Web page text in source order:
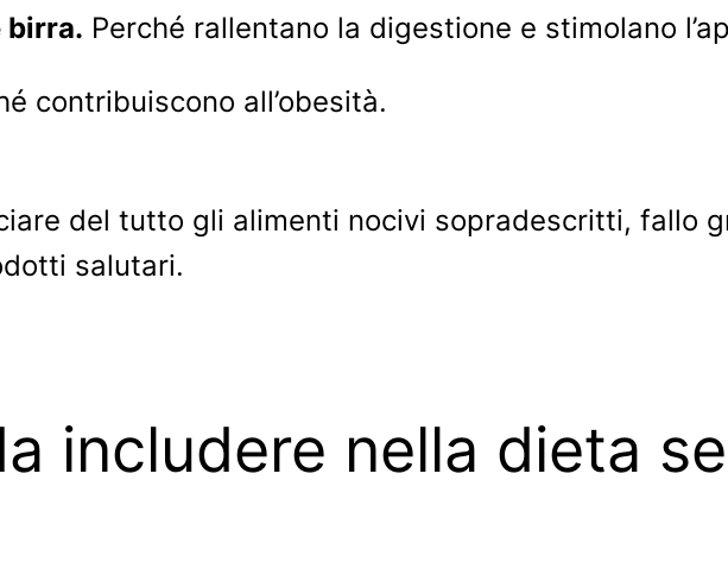
birra. Perché rallentano la digestione e stimolano
contribuiscono all’obesità.
del tutto gli alimenti nocivi sopradescritti, fallo
salutari.
includere nella dieta